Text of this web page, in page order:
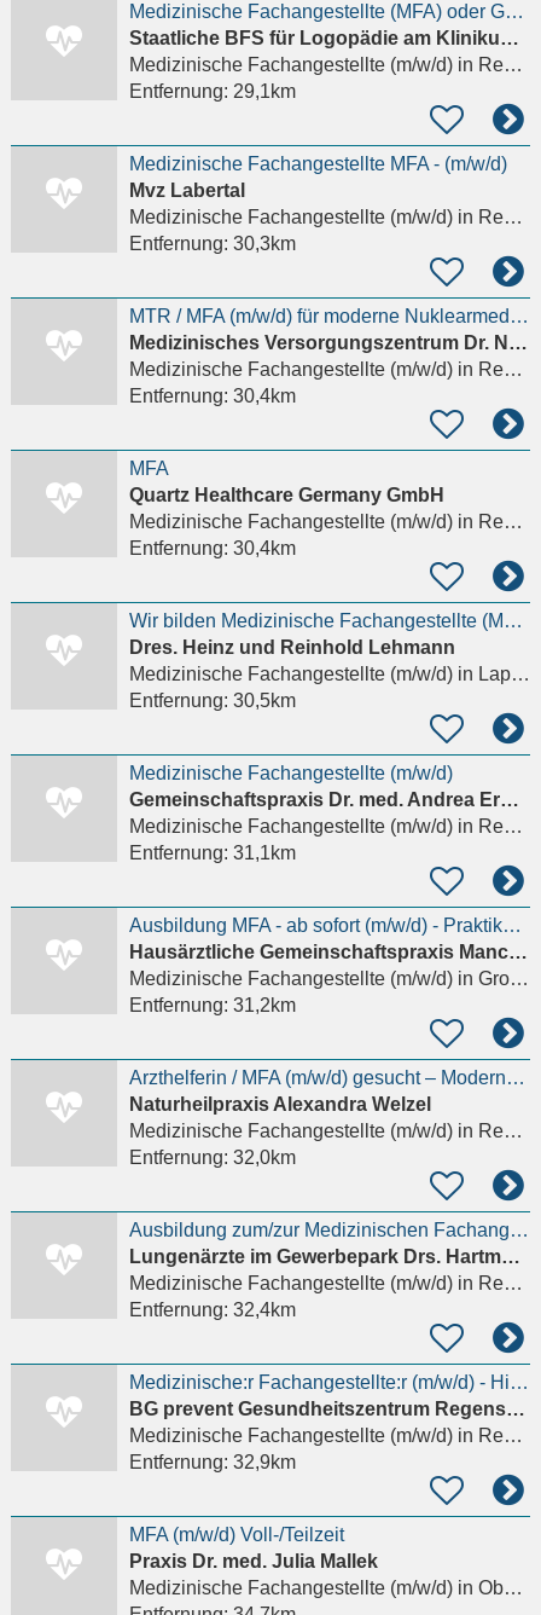
Medizinische Fachangestellte (MFA) oder Gesundheits- und Krankenp...
Staatliche BFS für Logopädie am Klinikum der Universität Regensburg
Medizinische Fachangestellte (m/w/d)in Regensburg
Entfernung: 29,1km
Medizinische Fachangestellte MFA - (m/w/d)
Mvz Labertal
Medizinische Fachangestellte (m/w/d)in Regensburg
Entfernung: 30,3km
MTR / MFA (m/w/d) für moderne Nuklearmedizin
Medizinisches Versorgungszentrum Dr. Neumaier & Kollegen
Medizinische Fachangestellte (m/w/d)in Regensburg, Innenstadt
Entfernung: 30,4km
MFA
Quartz Healthcare Germany GmbH
Medizinische Fachangestellte (m/w/d)in Regensburg, Innenstadt
Entfernung: 30,4km
Wir bilden Medizinische Fachangestellte (MFA) aus
Dres. Heinz und Reinhold Lehmann
Medizinische Fachangestellte (m/w/d)in Lappersdorf, Kareth
Entfernung: 30,5km
Medizinische Fachangestellte (m/w/d)
Gemein­schafts­praxis Dr. med. Andrea Erbacher Dr. med. Johanna Schirmbeck
Medizinische Fachangestellte (m/w/d)in Regensburg
Entfernung: 31,1km
Ausbildung MFA - ab sofort (m/w/d) - Praktikum möglich
Hausärztliche Gemeinschaftspraxis Manching Dr.med. Tobias Baier & Uwe Christoph
Medizinische Fachangestellte (m/w/d)in Großmehring
Entfernung: 31,2km
Arzthelferin / MFA (m/w/d) gesucht – Moderne Naturheilpraxis in Regensburg (Teilzeit / Vollzeit)
Naturheilpraxis Alexandra Welzel
Medizinische Fachangestellte (m/w/d)in Regensburg
Entfernung: 32,0km
Ausbildung zum/zur Medizinischen Fachangestellten (m/w/d) 2026
Lungenärzte im Gewerbepark Drs. Hartmann, Koller, Pahnke, Mittermaier
Medizinische Fachangestellte (m/w/d)in Regensburg
Entfernung: 32,4km
Medizinische:r Fachangestellte:r (m/w/d) - Hier gehörst Du hin!
BG prevent Gesundheitszentrum Regensburg
Medizinische Fachangestellte (m/w/d)in Regensburg, Reinhausen
Entfernung: 32,9km
MFA (m/w/d) Voll-/Teilzeit
Praxis Dr. med. Julia Mallek
Medizinische Fachangestellte (m/w/d)in Obertraubling